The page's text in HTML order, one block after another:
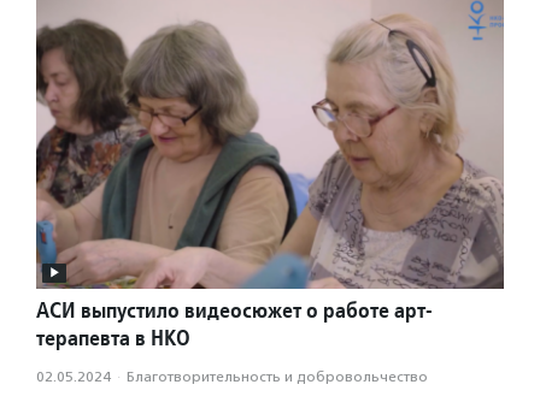
АСИ выпустило видеосюжет о работе арт-
терапевта в НКО
02.05.2024 · Благотвори­тель­ность и доброволь­чест­во